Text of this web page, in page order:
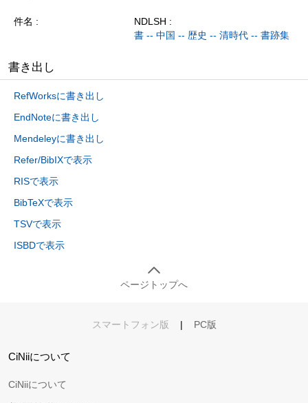
件名
NDLSH :
書 -- 中国 -- 歴史 -- 清時代 -- 書跡集
書き出し
RefWorksに書き出し
EndNoteに書き出し
Mendeleyに書き出し
Refer/BibIXで表示
RISで表示
BibTeXで表示
TSVで表示
ISBDで表示
ページトップへ
スマートフォン版 | PC版
CiNiiについて
CiNiiについて